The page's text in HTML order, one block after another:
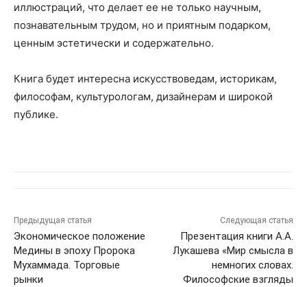
иллюстраций, что делает ее не только научным,
познавательным трудом, но и приятным подарком,
ценным эстетически и содержательно.
Книга будет интересна искусствоведам, историкам,
философам, культурологам, дизайнерам и широкой
публике.
Предыдущая статья
Экономическое положение
Медины в эпоху Пророка
Мухаммада. Торговые
рынки
Следующая статья
Презентация книги А.А.
Лукашева «Мир смысла в
немногих словах.
Философские взгляды